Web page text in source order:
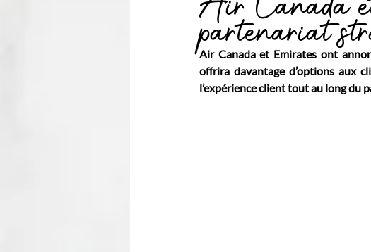
partenariat
Air Canada et Emirates ont
offrira davantage d’options aux
l’expérience client tout au long du